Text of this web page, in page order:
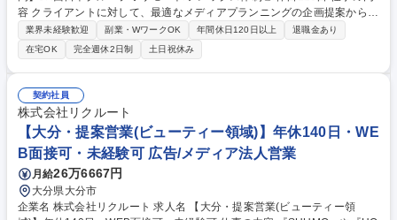
容 クライアントに対して、最適なメディアプランニングの企画提案から実
施まで、トータルで携わって頂きます。クライアント商材の認知拡大のソ
リューション提案などtoCの案件を手掛けております。 ■詳細 ・営業（新
規一般企業への広告営業及びアカウント業務） ・資料作成（広告及びプロ
モーションのご提案書）作成 ・プロモーション及び広告事業完了後の報告
業務 ・新規事業開発 OJTを中心とした教育体制が整っている環境です◎
募集職種 【企画営業/福岡】JR西日本グループ◆リモート/フレックス体制
◎/休日123日
業界未経験歓迎 副業・WワークOK 年間休日120日以上
退職金あり
在宅OK
完全週休2日制 土日祝休み
契約社員
株式会社リクルート
【大分・提案営業(ビューティー領域)】年休140日・WE
B面接可・未経験可 広告/メディア法人営業
月給26万6667円
大分県大分市
企業名 株式会社リクルート 求人名 【大分・提案営業(ビューティー領